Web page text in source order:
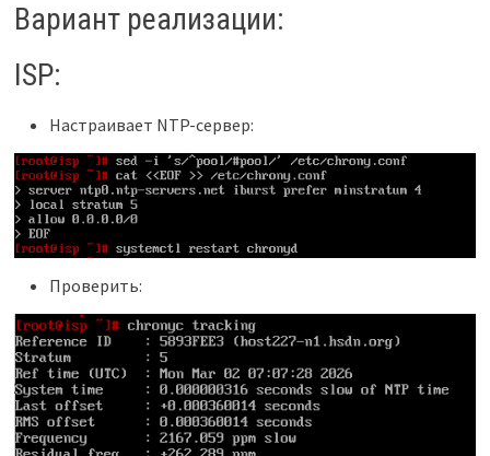
Вариант реализации:
ISP:
Настраивает NTP-сервер:
Проверить: